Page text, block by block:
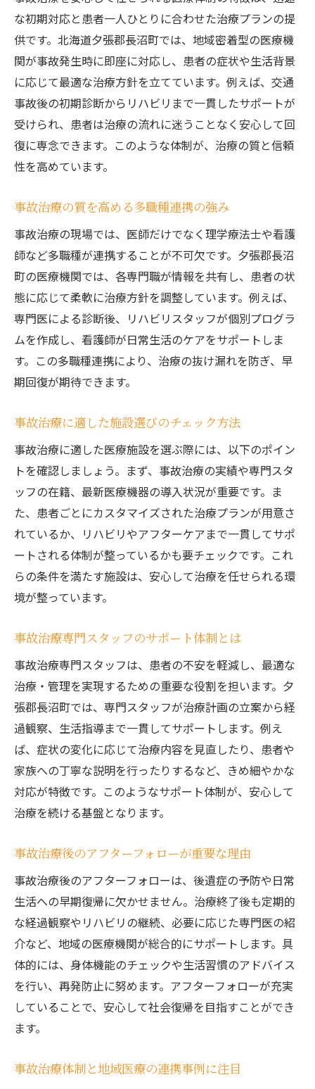
な初期対応と患者一人ひとりに合わせた治療プランの提
供です。北海道夕張郡長沼町では、地域密着型の医療機
関が事故発生時に即座に対応し、患者の症状や生活背景
に応じて最適な治療方針を立てています。例えば、交通
事故後の初期診断からリハビリまで一貫したサポートが
受けられ、患者は治療の流れに迷うことなく安心して回
復に専念できます。このような体制が、治療の質と信頼
性を高めています。
事故治療の質を高める多職種連携の強み
事故治療の現場では、医師だけでなく理学療法士や看護
師など多職種が連携することが不可欠です。夕張郡長沼
町の医療機関では、各専門職が情報を共有し、患者の状
態に応じて柔軟に治療方針を調整しています。例えば、
専門医による診断後、リハビリスタッフが個別プログラ
ムを作成し、看護師が日常生活のケアをサポートしま
す。この多職種連携により、治療の抜け漏れを防ぎ、早
期回復が期待できます。
事故治療に適した施設選びのチェック方法
事故治療に適した医療施設を選ぶ際には、以下のポイン
トを確認しましょう。まず、事故治療の実績や専門スタ
ッフの在籍、最新医療機器の導入状況が重要です。ま
た、患者ごとにカスタマイズされた治療プランが用意さ
れているか、リハビリやアフターケアまで一貫してサポ
ートされる体制が整っているかも要チェックです。これ
らの条件を満たす施設は、安心して治療を任せられる環
境が整っています。
事故治療専門スタッフのサポート体制とは
事故治療専門スタッフは、患者の不安を軽減し、最適な
治療・管理を実現するための重要な役割を担います。夕
張郡長沼町では、専門スタッフが治療計画の立案から経
過観察、生活指導まで一貫してサポートします。例え
ば、症状の変化に応じて治療内容を見直したり、患者や
家族への丁寧な説明を行ったりするなど、きめ細やかな
対応が特徴です。このようなサポート体制が、安心して
治療を続ける基盤となります。
事故治療後のアフターフォローが重要な理由
事故治療後のアフターフォローは、後遺症の予防や日常
生活への早期復帰に欠かせません。治療終了後も定期的
な経過観察やリハビリの継続、必要に応じた専門医の紹
介など、地域の医療機関が総合的にサポートします。具
体的には、身体機能のチェックや生活習慣のアドバイス
を行い、再発防止に努めます。アフターフォローが充実
していることで、安心して社会復帰を目指すことができ
ます。
事故治療体制と地域医療の連携事例に注目